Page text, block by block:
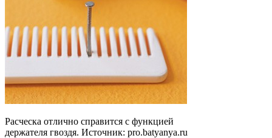
Расческа отлично справится с функцией
держателя гвоздя. Источник: pro.batyanya.ru